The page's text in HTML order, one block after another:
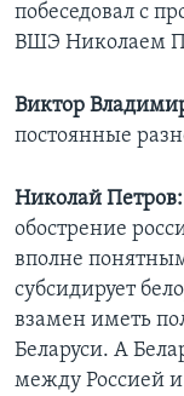
побеседовал с
ВШЭ Николаем
Виктор
постоянные
Николай Петров:
обострение
вполне
субсидирует
взамен иметь
Беларуси. А
между Россией